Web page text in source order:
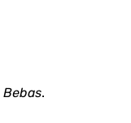
Bebas.